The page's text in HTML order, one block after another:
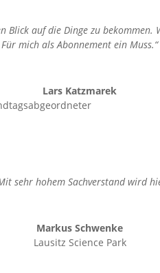
Blick auf die Dinge zu
Für mich als Abonnement ein Muss.“
Lars Katzmarek
sehr hohem Sachverstand wird
Markus Schwenke
Lausitz Science Park